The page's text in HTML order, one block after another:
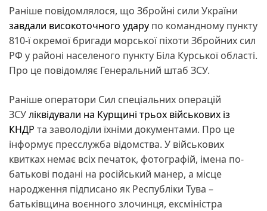
Раніше повідомлялося, що Збройні сили України
завдали високоточного удару по командному пункту
810-ї окремої бригади морської піхоти Збройних сил
РФ у районі населеного пункту Біла Курської області.
Про це повідомляє Генеральний штаб ЗСУ.
Раніше оператори Сил спеціальних операцій
ЗСУліквідували на Курщині трьох військових із
КНДР та заволоділи їхніми документами. Про це
інформує пресслужба відомства. У військових
квитках немає всіх печаток, фотографій, імена по-
батькові подані на російський манер, а місце
народження підписано як Республіки Тува –
батьківщина воєнного злочинця, ексміністра